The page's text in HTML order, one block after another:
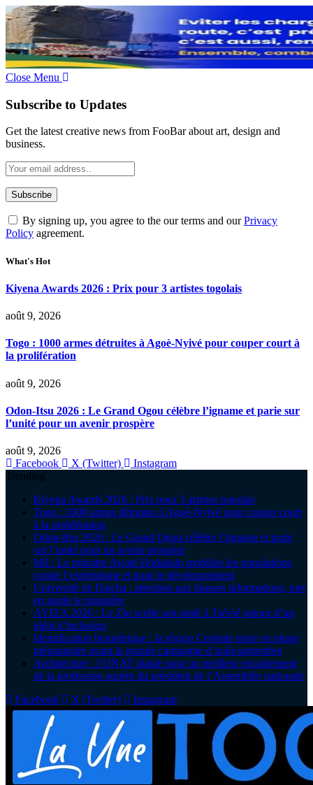
Close Menu
Subscribe to Updates
Get the latest creative news from FooBar about art, design and
business.
By signing up, you agree to the our terms and ourPrivacy
Policy agreement.
What's Hot
Kiyena Awards 2026 : Prix pour 3 artistes togolais
août 9, 2026
Togo : 1000 armes détruites à Agoè-Nyivé pour couper court à
la prolifération
août 9, 2026
Odon-Itsu 2026 : Le Grand Ogou célèbre l’igname et parie sur
l’unité pour un avenir prospère
août 9, 2026
Facebook
X (Twitter)
Instagram
Trending
Kiyena Awards 2026 : Prix pour 3 artistes togolais
Togo : 1000 armes détruites à Agoè-Nyivé pour couper court
à la prolifération
Odon-Itsu 2026 : Le Grand Ogou célèbre l’igname et parie
sur l’unité pour un avenir prospère
Mô : Le ministre Awaté Hodabalo mobilise les populations
contre l’extrémisme et pour le développement
Université de Datcha : attention aux fausses informations, met
en garde le ministère
AYIZA 2026 : Le Zio scelle son unité à Tsévié autour d’un
idéal d’inclusion
Identification biométrique : la région Centrale entre en phase
préparatoire avant la grande campagne d’août-septembre
Architecture : l’ONAT plaide pour un meilleur encadrement
de la profession auprès du président de l’Assemblée nationale
Facebook
X (Twitter) Instagram